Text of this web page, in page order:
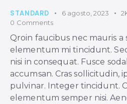
STANDARD 6 agosto, 2023
0 Comments
Qroin faucibus nec mauris a
elementum mi tincidunt.
nisi in consequat. Fusce
accumsan. Cras sollicitudin,
pulvinar. Integer tincidunt.
elementum semper nisi.